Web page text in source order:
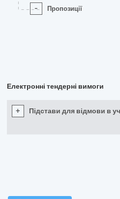
- Пропозиції
Електронні тендерні вимоги
+ Підстави для відмови в